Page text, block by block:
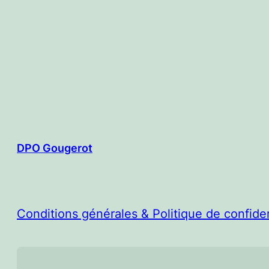
DPO Gougerot
Conditions générales & Politique de